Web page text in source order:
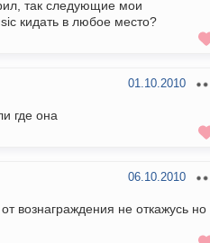
так следующие мои
кидать в любое место?
01.10.2010
где она
06.10.2010
вознаграждения не откажусь но